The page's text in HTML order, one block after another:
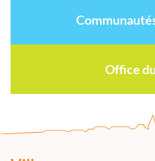
Office